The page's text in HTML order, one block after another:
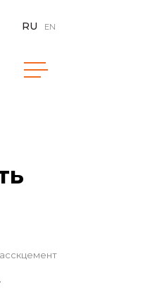
RU EN